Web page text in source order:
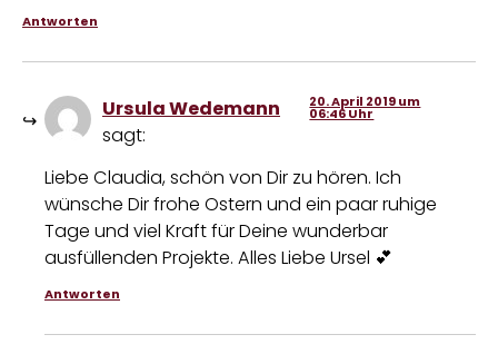
Antworten
Ursula Wedemann
sagt:
20. April 2019 um
06:46 Uhr
Liebe Claudia, schön von Dir zu hören. Ich
wünsche Dir frohe Ostern und ein paar ruhige
Tage und viel Kraft für Deine wunderbar
ausfüllenden Projekte. Alles Liebe Ursel 💕
Antworten